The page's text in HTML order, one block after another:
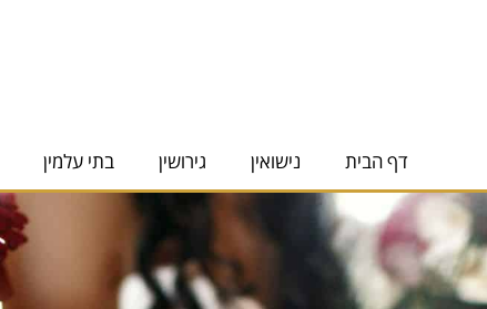
דף הבית נישואין גירושין בתי עלמין